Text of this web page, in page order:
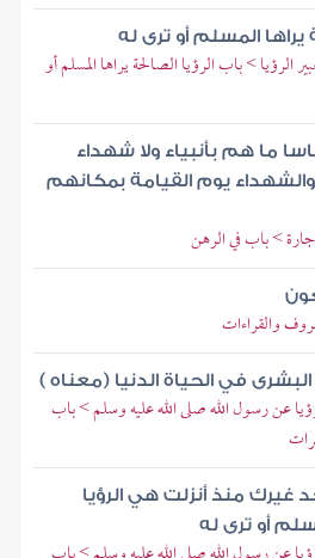
يراها المسلم أو ترى له
> باب الرؤيا الصالحة يراها المسلم أو
ما هم بأنبياء ولا شهداء
يوم القيامة بمكانهم
> باب في الرهن
والقراءات
في الحياة الدنيا (معناه )
عن رسول الله صلى الله عليه وسلم > باب
غيرك منذ أنزلت هي الرؤيا
أو ترى له